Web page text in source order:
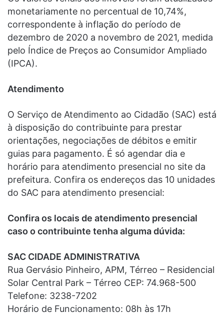
monetariamente no percentual de 10,74%,
correspondente à inflação do período de
dezembro de 2020 a novembro de 2021, medida
pelo Índice de Preços ao Consumidor Ampliado
(IPCA).
Atendimento
O Serviço de Atendimento ao Cidadão (SAC) está
à disposição do contribuinte para prestar
orientações, negociações de débitos e emitir
guias para pagamento. É só agendar dia e
horário para atendimento presencial no site da
prefeitura. Confira os endereços das 10 unidades
do SAC para atendimento presencial:
Confira os locais de atendimento presencial
caso o contribuinte tenha alguma dúvida:
SAC CIDADE ADMINISTRATIVA
Rua Gervásio Pinheiro, APM, Térreo – Residencial
Solar Central Park – Térreo CEP: 74.968-500
Telefone: 3238-7202
Horário de Funcionamento: 08h às 17h